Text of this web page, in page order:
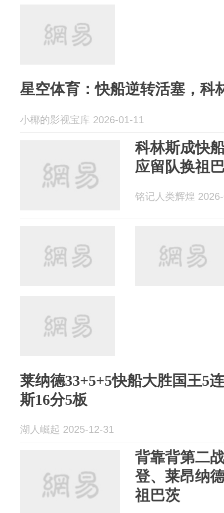
星空体育：快船逆转活塞，科
小椰的影视宝库 2026-01-11
科林斯成快
应留队换祖
铭记人类辉煌
莱纳德33+5+5快船大胜国王5
斯16分5板
湖人崛起 2025-12-31
背靠背第二
登、莱昂纳
祖巴茨